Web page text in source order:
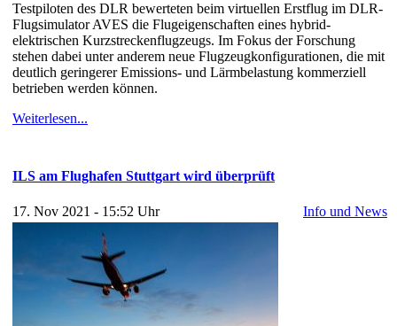
Testpiloten des DLR bewerteten beim virtuellen Erstflug im DLR-
Flugsimulator AVES die Flugeigenschaften eines hybrid-
elektrischen Kurzstreckenflugzeugs. Im Fokus der Forschung
stehen dabei unter anderem neue Flugzeugkonfigurationen, die mit
deutlich geringerer Emissions- und Lärmbelastung kommerziell
betrieben werden können.
Weiterlesen...
ILS am Flughafen Stuttgart wird überprüft
17. Nov 2021 - 15:52 Uhr Info und News